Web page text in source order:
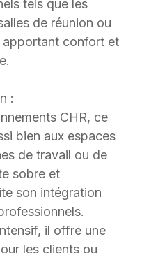
de la
l’événementiel et des
leurs projets
à l’international. Les
de dimensions, de
besoins du client. Nous
des solutions sur
blanche, chaque projet
selon les contraintes et
tels que les
de réunion ou
apportant confort et
:
CHR, ce
bien aux espaces
de travail ou de
sobre et
son intégration
il offre une
les clients ou